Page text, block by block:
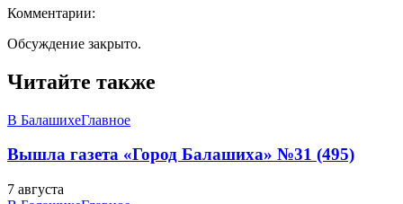
Комментарии:
Обсуждение закрыто.
Читайте также
В БалашихеГлавное
Вышла газета «Город Балашиха» №31 (495)
7 августа